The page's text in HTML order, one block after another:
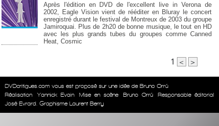
Après l'édition en DVD de l'excellent live in Verona de
2002, Eagle Vision vient de rééditer en Bluray le concert
enregistré durant le festival de Montreux de 2003 du groupe
Jamiroquai. Plus de 2h20 de bonne musique, le tout en HD
avec les plus grands tubes du groupes comme Canned
Heat, Cosmic
1 < >
DVDcritiques.com vous est proposé sur une idée de Bruno Orrú
Réalisation
Yannick Evain Mise en scène Bruno Orrú
Responsable éditorial
José Evrard. Graphisme Laurent Berry